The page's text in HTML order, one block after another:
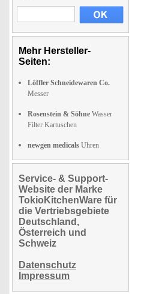
Mehr Hersteller-
Seiten:
Löffler Schneidewaren Co.
Messer
Rosenstein & Söhne Wasser
Filter Kartuschen
newgen medicals Uhren
Service- & Support-
Website der Marke
TokioKitchenWare für
die Vertriebsgebiete
Deutschland,
Österreich und
Schweiz
Datenschutz
Impressum